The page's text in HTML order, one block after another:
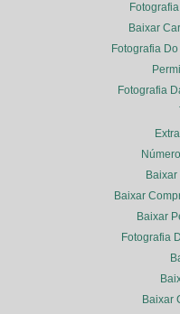
Baixar
Fotografia
Fotografia
Baixar
Baixar
Fotografia
Baixar